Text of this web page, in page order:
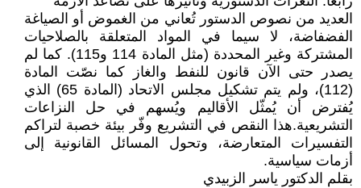
العديد من نصوص الدستور تُعاني من الغموض أو الصياغة
الفضفاضة، لا سيما في المواد المتعلقة بالصلاحيات
المشتركة وغير المحددة (مثل المادة 114 و115). كما لم
يصدر حتى الآن قانون للنفط والغاز كما نصّت المادة
(112)، ولم يتم تشكيل مجلس الاتحاد (المادة 65) الذي
يُفترض أن يُمثّل الأقاليم ويُسهم في حل النزاعات
التشريعية.هذا النقص في التشريع وفّر بيئة خصبة لتراكم
التفسيرات المتعارضة، وتحول المسائل القانونية إلى
أزمات سياسية.
بقلم الدكتور ياسر الزبيدي